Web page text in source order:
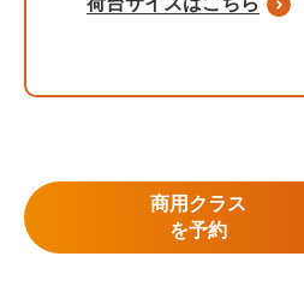
商用クラス
を予約